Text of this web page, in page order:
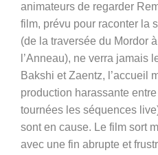
animateurs de regarder
film, prévu pour raconter la
(de la traversée du Mordor
l’Anneau), ne verra jamais
Bakshi et Zaentz, l’accueil
production harassante
tournées les séquences
sont en cause. Le film sort
avec une fin abrupte et